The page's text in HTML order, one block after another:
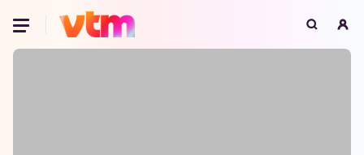
Oeps, browser niet ondersteund